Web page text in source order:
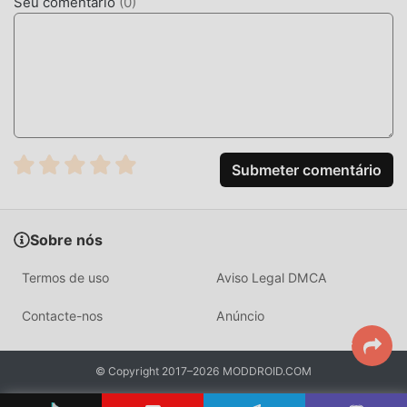
esperando por você. O que você está esperando? Baixe
Submeter comentário
Sobre nós
Termos de uso Aviso Legal DMCA
Contacte-nos Anúncio
© Copyright 2017–2026 MODDROID.COM